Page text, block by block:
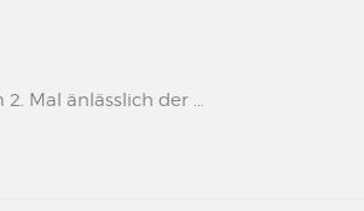
Mal änlässlich der ...